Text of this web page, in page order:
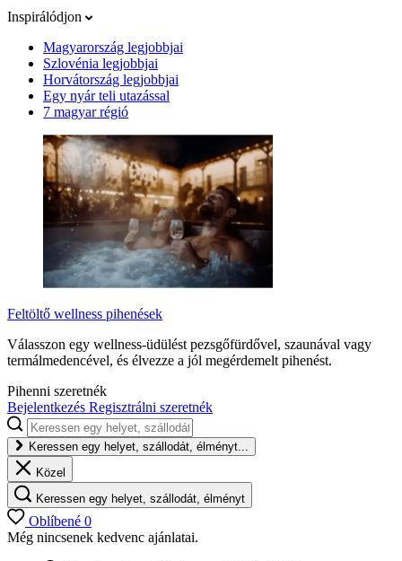
Inspirálódjon
Magyarország legjobbjai
Szlovénia legjobbjai
Horvátország legjobbjai
Egy nyár teli utazással
7 magyar régió
Feltöltő wellness pihenések
Válasszon egy wellness-üdülést pezsgőfürdővel, szaunával vagy
termálmedencével, és élvezze a jól megérdemelt pihenést.
Pihenni szeretnék
Bejelentkezés Regisztrálni szeretnék
Keressen egy helyet, szállodát, élményt...
Közel
Keressen egy helyet, szállodát, élményt
Oblíbené 0
Még nincsenek kedvenc ajánlatai.